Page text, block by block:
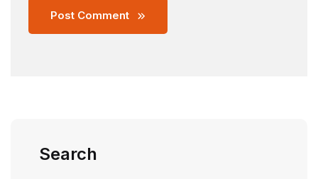
Post Comment
Search